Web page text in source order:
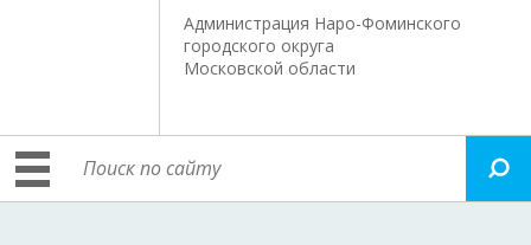
Администрация Наро-Фоминского
городского округа
Московской области